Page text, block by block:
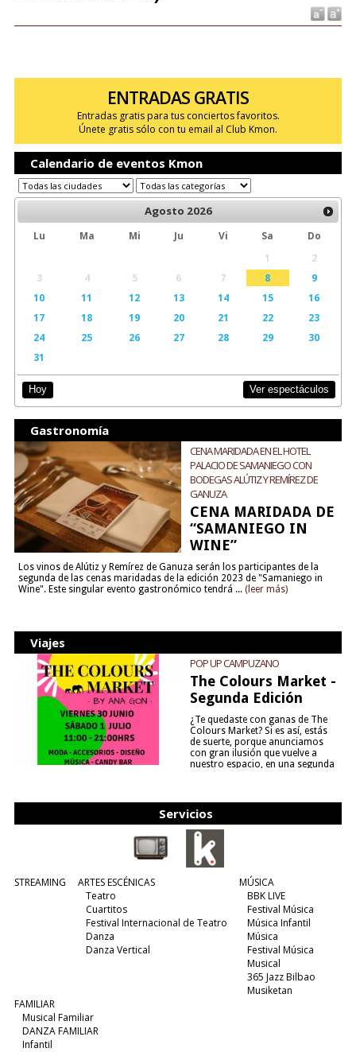
ENTRADAS GRATIS
Entradas gratis para tus conciertos favoritos.
Únete gratis sólo con tu email al Club Kmon.
Calendario de eventos Kmon
Agosto 2026
Lu Ma Mi Ju Vi Sa
Do
1
2
3
4 5 6 7 8
9
10
11 12 13 14 15
16
17
18 19 20 21 22
23
24
25 26 27 28 29
30
31
Hoy Ver espectáculos
Gastronomía
CENA MARIDADA EN EL HOTEL
PALACIO DE SAMANIEGO CON
BODEGAS ALÚTIZ Y REMÍREZ DE
GANUZA
CENA MARIDADA DE
“SAMANIEGO IN
WINE”
Los vinos de Alútiz y Remírez de Ganuza serán los participantes de la
segunda de las cenas maridadas de la edición 2023 de "Samaniego in
Wine". Este singular evento gastronómico tendrá ... (leer más)
Viajes
POP UP CAMPUZANO
The Colours Market -
Segunda Edición
¿Te quedaste con ganas de The
Colours Market? Si es así, estás
de suerte, porque anunciamos
con gran ilusión que vuelve a
nuestro espacio, en una segunda
Servicios
STREAMING
ARTES ESCÉNICAS
Teatro
Cuartitos
Festival Internacional de Teatro
Danza
Danza Vertical
MÚSICA
BBK LIVE
Festival Música
Música Infantil
Música
Festival Música
Musical
365 Jazz Bilbao
Musiketan
FAMILIAR
Musical Familiar
DANZA FAMILIAR
Infantil